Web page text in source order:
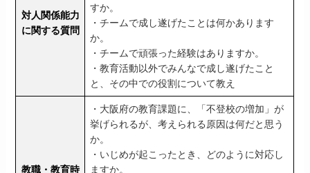
対人関係能力
に関する質問
すか。
・チームで成し遂げたことは何かあります
か。
・チームで頑張った経験はありますか。
・教育活動以外でみんなで成し遂げたこと
と、その中での役割について教え
教職・教育時
・大阪府の教育課題に、「不登校の増加」が
挙げられるが、考えられる原因は何だと思う
か。
・いじめが起こったとき、どのように対応し
ますか。